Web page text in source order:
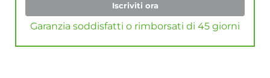
Iscriviti ora
Garanzia soddisfatti o rimborsati di 45 giorni